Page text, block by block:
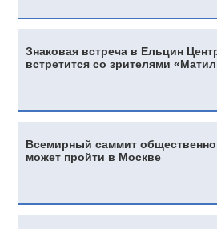
Знаковая встреча в Ельцин
встретится со зрителями
Всемирный саммит
может пройти в Москве